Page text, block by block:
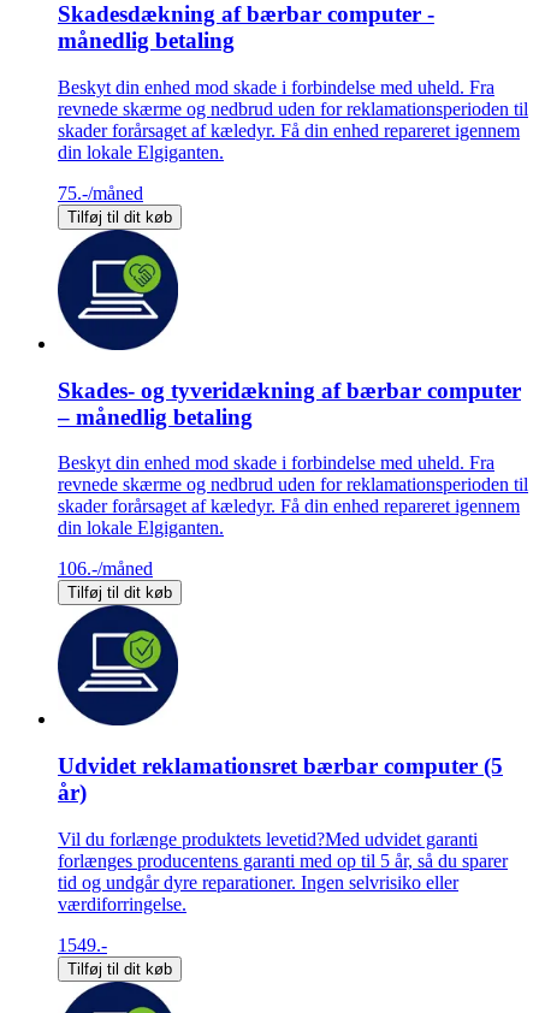
Skadesdækning af bærbar computer -
månedlig betaling
Beskyt din enhed mod skade i forbindelse med uheld. Fra
revnede skærme og nedbrud uden for reklamationsperioden til
skader forårsaget af kæledyr. Få din enhed repareret igennem
din lokale Elgiganten.
75.-/måned
Tilføj til dit køb
Skades- og tyveridækning af bærbar computer
– månedlig betaling
Beskyt din enhed mod skade i forbindelse med uheld. Fra
revnede skærme og nedbrud uden for reklamationsperioden til
skader forårsaget af kæledyr. Få din enhed repareret igennem
din lokale Elgiganten.
106.-/måned
Tilføj til dit køb
Udvidet reklamationsret bærbar computer (5
år)
Vil du forlænge produktets levetid?Med udvidet garanti
forlænges producentens garanti med op til 5 år, så du sparer
tid og undgår dyre reparationer. Ingen selvrisiko eller
værdiforringelse.
1549.-
Tilføj til dit køb